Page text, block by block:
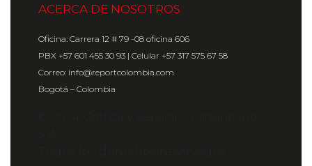
ACERCA DE NOSOTROS
Oficina: Carrera 12 # 79 -08 oficina 606
PBX +57 601 455 30 93 | Celular +57 317 575 67 58
Correo: info@reportcolombia.com
Bogotá – Colombia